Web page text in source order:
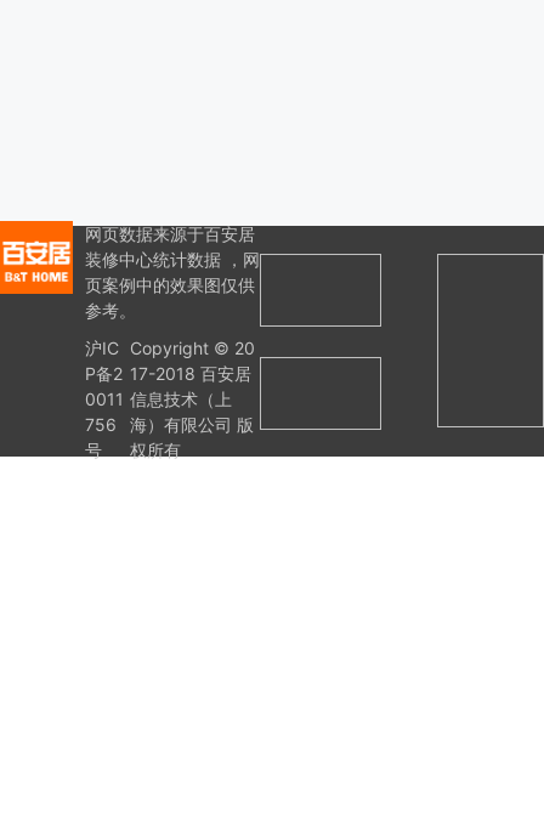
网页数据来源于百安居
装修中心统计数据 ，网
页案例中的效果图仅供
参考。
沪IC
P备2
0011
756
号
Copyright © 20
17-2018 百安居
信息技术（上
海）有限公司 版
权所有